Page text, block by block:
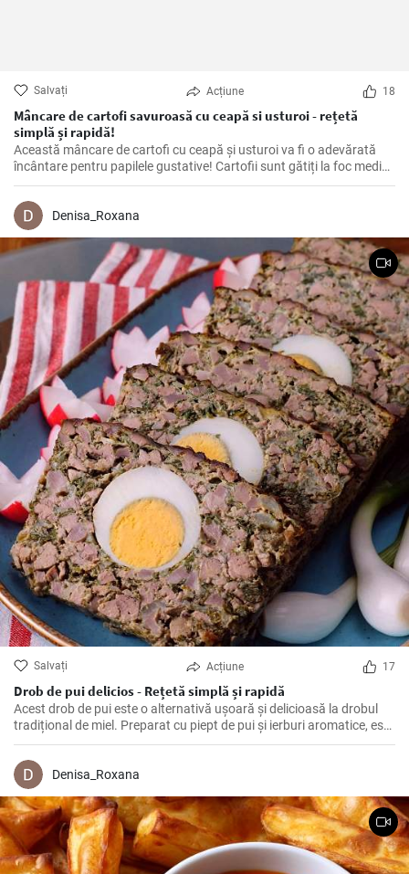
Salvați Acțiune 18
Mâncare de cartofi savuroasă cu ceapă si usturoi - rețetă
simplă și rapidă!
Această mâncare de cartofi cu ceapă și usturoi va fi o adevărată
încântare pentru papilele gustative! Cartofii sunt gătiți la foc mediu
până devin aurii și crocanți, iar ceapa și usturoiul adaugă o aromă
delicioasă.
Denisa_Roxana
Salvați Acțiune 17
Drob de pui delicios - Rețetă simplă și rapidă
Acest drob de pui este o alternativă ușoară și delicioasă la drobul
tradițional de miel. Preparat cu piept de pui și ierburi aromatice, este
o alegere perfectă pentru masa de Paște sau orice altă ocazie
specială.
Denisa_Roxana